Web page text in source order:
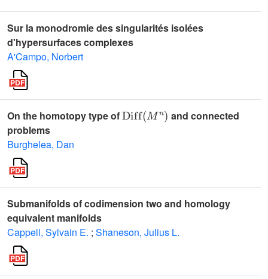
Sur la monodromie des singularités isolées
d'hypersurfaces complexes
A'Campo, Norbert
On the homotopy type of
M
and connected
problems
Burghelea, Dan
Submanifolds of codimension two and homology
equivalent manifolds
Cappell, Sylvain E. ; Shaneson, Julius L.